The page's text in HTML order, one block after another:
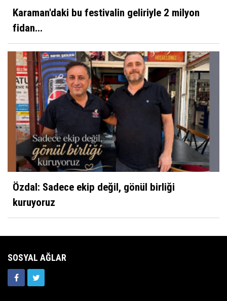
Mustafa Koçak
Modern çağın putları!
Karaman'daki bu festivalin geliriyle 2 milyon
fidan...
Özdal: Sadece ekip değil, gönül birliği
kuruyoruz
SOSYAL AĞLAR